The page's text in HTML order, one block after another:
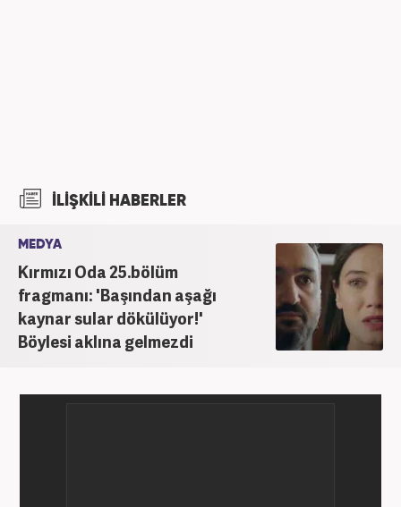
İLİŞKİLİ HABERLER
MEDYA
Kırmızı Oda 25.bölüm
fragmanı: 'Başından aşağı
kaynar sular dökülüyor!'
Böylesi aklına gelmezdi